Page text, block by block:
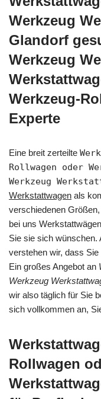
Werkzeug
Glandorf
Werkzeug
Werkzeug-
Experte
Eine breit zerteilte
Rollwagen oder
Werkzeug
Werkstattwagen als
verschiedenen
bei uns
Sie sie sich wünschen.
verstehen wir, dass
Ein großes Angebot an
Werkzeug
wir also täglich für Sie
sich vollkommen an,
Rollwagen